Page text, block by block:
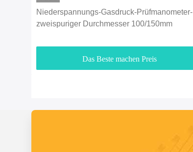
Niederspannungs-Gasdruck-Prüfmanometer-
zweispuriger Durchmesser 100/150mm
Das Beste machen Preis